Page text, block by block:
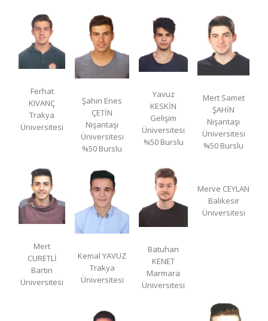
Ferhat
KIVANÇ
Trakya
Üniversitesi
Şahin Enes
ÇETİN
Nişantaşı
Üniversitesi
%50 Burslu
Yavuz
KESKİN
Gelişim
Üniversitesi
%50 Burslu
Mert Samet
ŞAHİN
Nişantaşı
Üniversitesi
%50 Burslu
Mert
CURETLİ
Bartın
Üniversitesi
Kemal YAVUZ
Trakya
Üniversitesi
Batuhan
KENET
Marmara
Üniversitesi
Merve CEYLAN
Balıkesir
Üniversitesi